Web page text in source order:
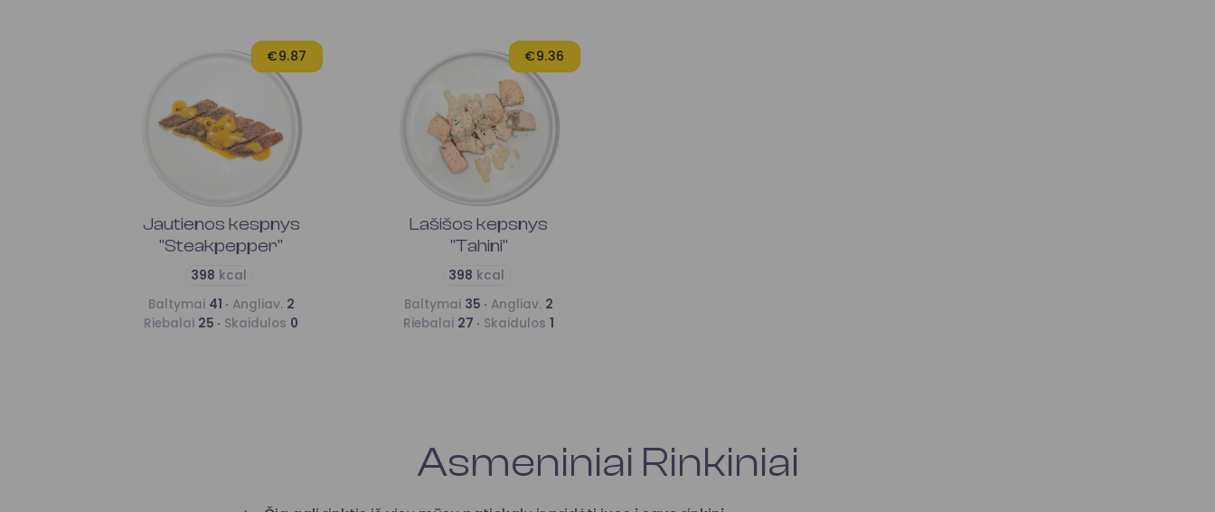
Jautienos kespnys
"Steakpepper"
398 kcal
Baltymai 41 · Angliav. 2
Riebalai 25 · Skaidulos 0
€9.87
Lašišos kepsnys
"Tahini"
398 kcal
Baltymai 35 · Angliav. 2
Riebalai 27 · Skaidulos 1
€9.36
Asmeniniai Rinkiniai